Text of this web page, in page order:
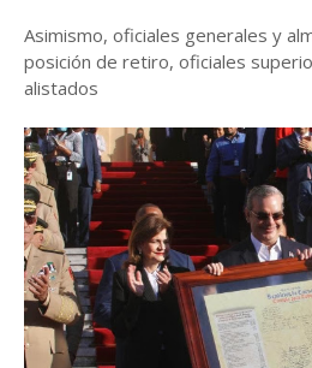
Asimismo, oficiales generales y
posición de retiro, oficiales
alistados